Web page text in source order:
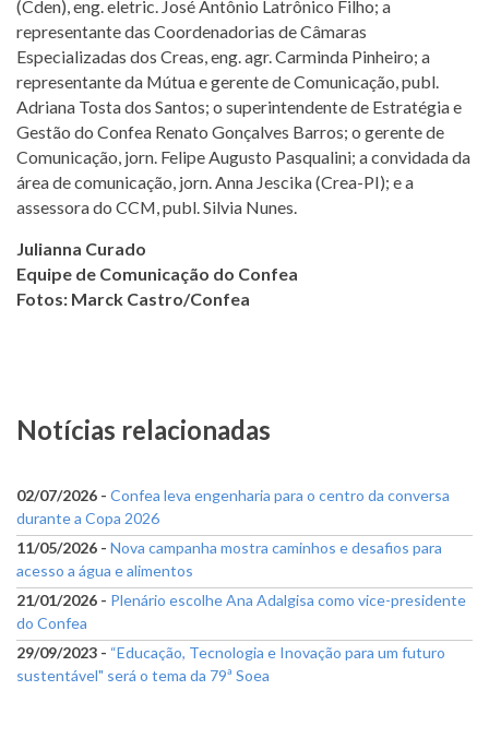
(Cden), eng. eletric. José Antônio Latrônico Filho; a
representante das Coordenadorias de Câmaras
Especializadas dos Creas, eng. agr. Carminda Pinheiro; a
representante da Mútua e gerente de Comunicação, publ.
Adriana Tosta dos Santos; o superintendente de Estratégia e
Gestão do Confea Renato Gonçalves Barros; o gerente de
Comunicação, jorn. Felipe Augusto Pasqualini; a convidada da
área de comunicação, jorn. Anna Jescika (Crea-PI); e a
assessora do CCM, publ. Silvia Nunes.
Julianna Curado
Equipe de Comunicação do Confea
Fotos: Marck Castro/Confea
Notícias relacionadas
02/07/2026 - Confea leva engenharia para o centro da conversa
durante a Copa 2026
11/05/2026 - Nova campanha mostra caminhos e desafios para
acesso a água e alimentos
21/01/2026 - Plenário escolhe Ana Adalgisa como vice-presidente
do Confea
29/09/2023 - “Educação, Tecnologia e Inovação para um futuro
sustentável" será o tema da 79ª Soea